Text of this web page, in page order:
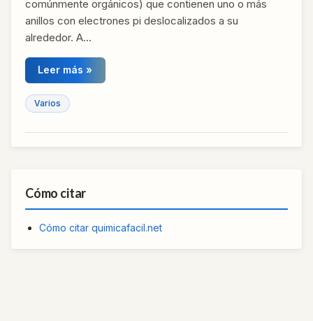
comúnmente orgánicos) que contienen uno o más
anillos con electrones pi deslocalizados a su
alrededor. A…
Leer más »
Varios
Cómo citar
Cómo citar quimicafacil.net